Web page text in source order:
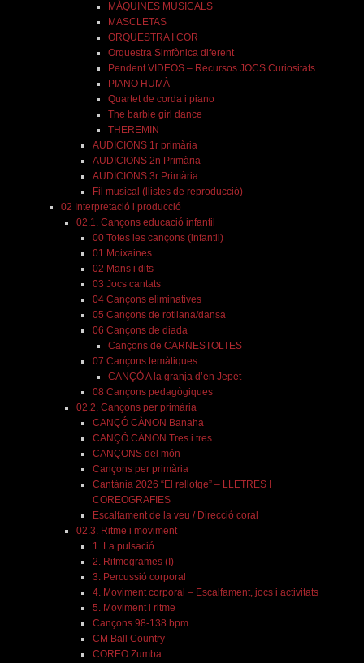
MÀQUINES MUSICALS
MASCLETAS
ORQUESTRA I COR
Orquestra Simfònica diferent
Pendent VIDEOS – Recursos JOCS Curiositats
PIANO HUMÀ
Quartet de corda i piano
The barbie girl dance
THEREMIN
AUDICIONS 1r primària
AUDICIONS 2n Primària
AUDICIONS 3r Primària
Fil musical (llistes de reproducció)
02 Interpretació i producció
02.1. Cançons educació infantil
00 Totes les cançons (infantil)
01 Moixaines
02 Mans i dits
03 Jocs cantats
04 Cançons eliminatives
05 Cançons de rotllana/dansa
06 Cançons de diada
Cançons de CARNESTOLTES
07 Cançons temàtiques
CANÇÓ A la granja d’en Jepet
08 Cançons pedagògiques
02.2. Cançons per primària
CANÇÓ CÀNON Banaha
CANÇÓ CÀNON Tres i tres
CANÇONS del món
Cançons per primària
Cantània 2026 “El rellotge” – LLETRES I
COREOGRAFIES
Escalfament de la veu / Direcció coral
02.3. Ritme i moviment
1. La pulsació
2. Ritmogrames (I)
3. Percussió corporal
4. Moviment corporal – Escalfament, jocs i activitats
5. Moviment i ritme
Cançons 98-138 bpm
CM Ball Country
COREO Zumba